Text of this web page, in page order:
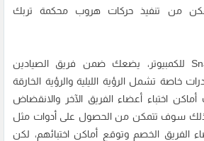
من تنفيذ حركات هروب محكمة تربك
تحميل لعبة Snackhunter للكمبيوتر، يضعك ضمن فريق الصيادين
خاصة تشمل الرؤية الليلية والرؤية الخارقة
اختباء أعضاء الفريق الآخر والانقضاض
سوف تتمكن من الحصول على أدوات مثل
الفريق الخصم وتوقع أماكن اختبائهم، لكن